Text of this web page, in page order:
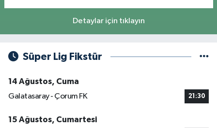
Detaylar için tıklayın
Süper Lig Fikstür
14 Ağustos, Cuma
Galatasaray - Çorum FK
21:30
15 Ağustos, Cumartesi